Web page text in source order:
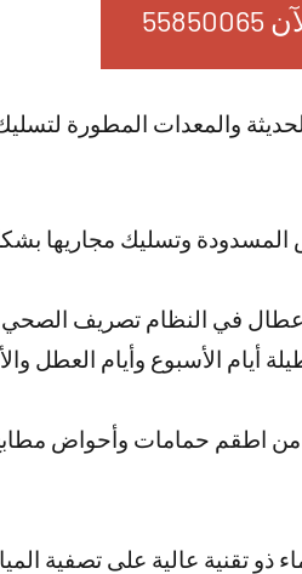
والمعدات المطورة
وتسليك مجاريها
في النظام تصريف الصحي
أيام الأسبوع وأيام العطل
اطقم حمامات وأحواض مطابخ
ذو تقنية عالية على تصفية